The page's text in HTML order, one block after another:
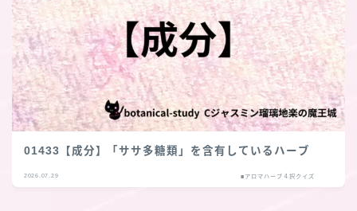
01433【成分】「ササ多糖類」を含有しているハーブ
2026.07.29 ■アロマハーブ４択クイズ